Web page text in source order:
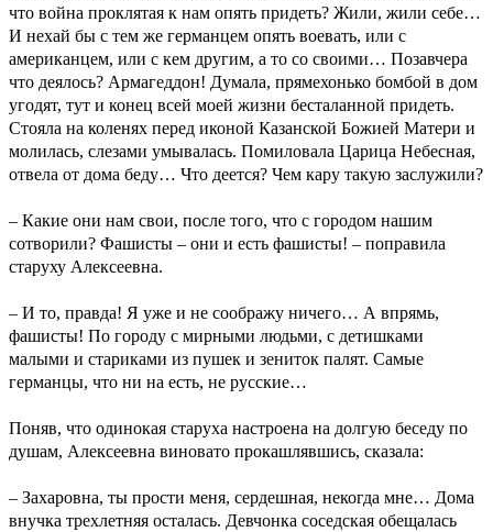
что война проклятая к нам опять придеть? Жили, жили себе…
И нехай бы с тем же германцем опять воевать, или с
американцем, или с кем другим, а то со своими… Позавчера
что деялось? Армагеддон! Думала, прямехонько бомбой в дом
угодят, тут и конец всей моей жизни бесталанной придеть.
Стояла на коленях перед иконой Казанской Божией Матери и
молилась, слезами умывалась. Помиловала Царица Небесная,
отвела от дома беду… Что деется? Чем кару такую заслужили?
– Какие они нам свои, после того, что с городом нашим
сотворили? Фашисты – они и есть фашисты! – поправила
старуху Алексеевна.
– И то, правда! Я уже и не соображу ничего… А впрямь,
фашисты! По городу с мирными людьми, с детишками
малыми и стариками из пушек и зениток палят. Самые
германцы, что ни на есть, не русские…
Поняв, что одинокая старуха настроена на долгую беседу по
душам, Алексеевна виновато прокашлявшись, сказала:
– Захаровна, ты прости меня, сердешная, некогда мне… Дома
внучка трехлетняя осталась. Девчонка соседская обещалась